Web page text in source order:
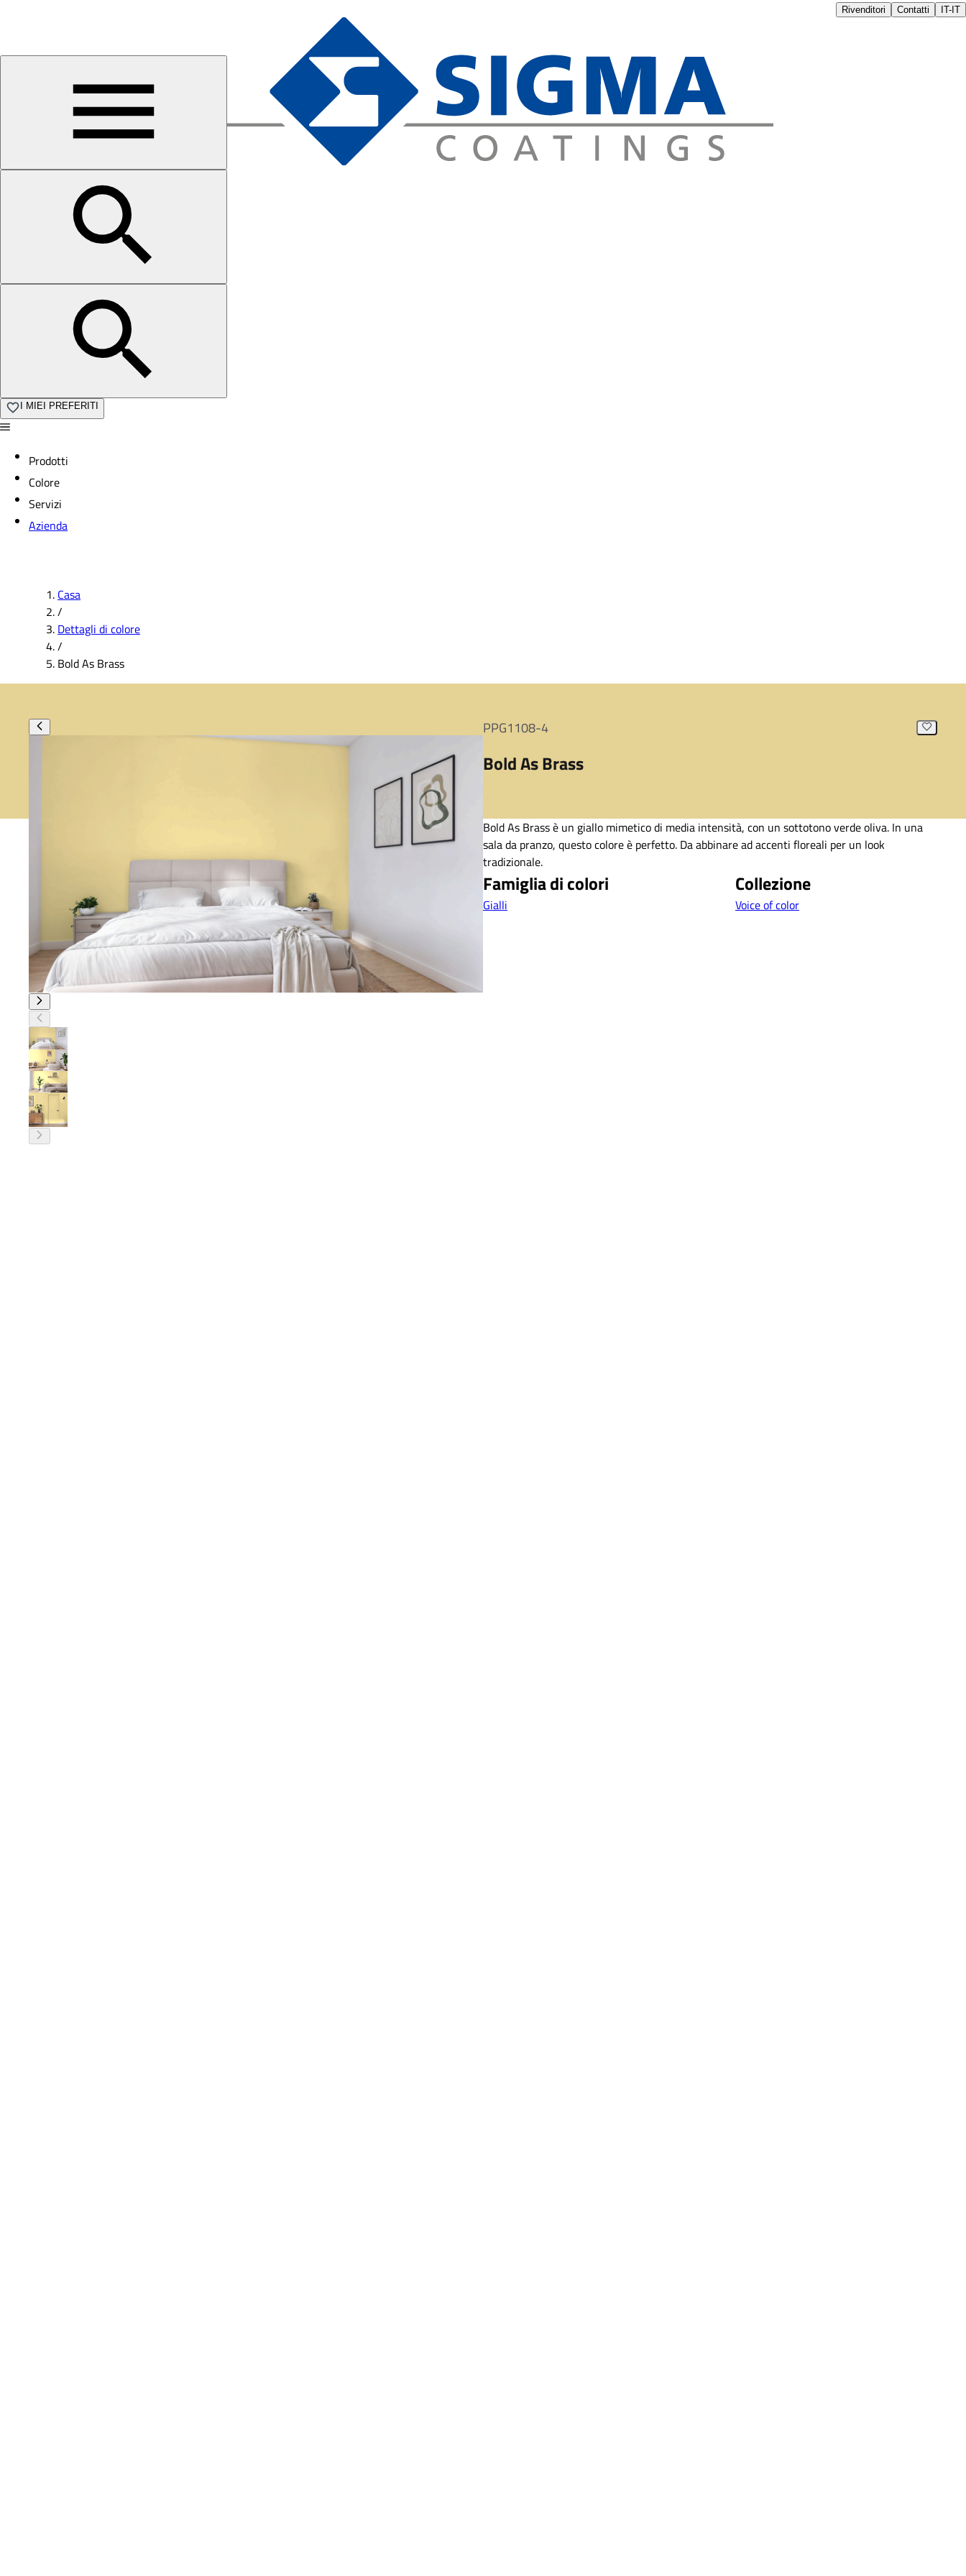
Rivenditori Contatti IT-IT
I MIEI PREFERITI
Prodotti
Colore
Servizi
Azienda
Casa
/
Dettagli di colore
/
Bold As Brass
PPG1108-4
Bold As Brass
Bold As Brass è un giallo mimetico di media intensità, con un sottotono verde oliva. In una
sala da pranzo, questo colore è perfetto. Da abbinare ad accenti floreali per un look
tradizionale.
Famiglia di colori
Gialli
Collezione
Voice of color